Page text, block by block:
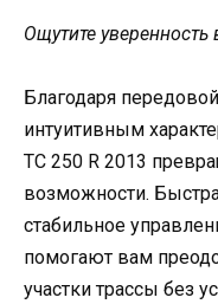
Ощутите уверенность
Благодаря
интуитивным
TC 250 R 2013
возможности.
стабильное
помогают вам
участки трассы без